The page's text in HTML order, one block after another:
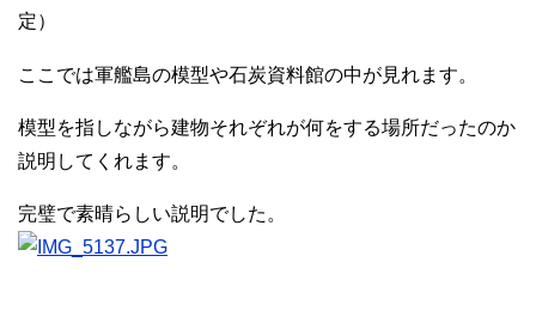
定）
ここでは軍艦島の模型や石炭資料館の中が見れます。
模型を指しながら建物それぞれが何をする場所だったのか
説明してくれます。
完璧で素晴らしい説明でした。